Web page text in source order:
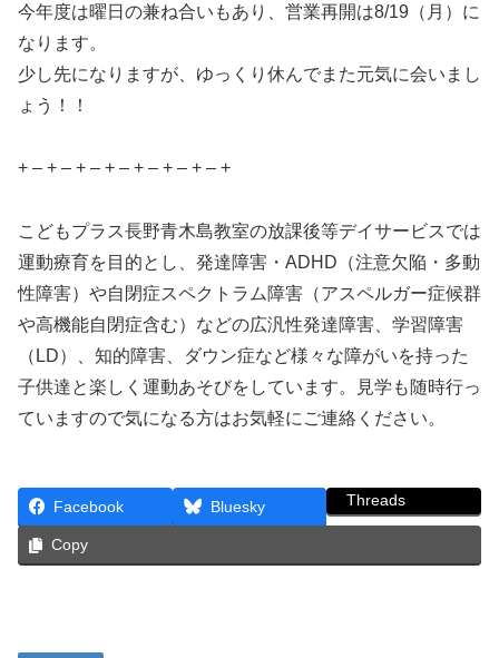
今年度は曜日の兼ね合いもあり、営業再開は8/19（月）に
なります。
少し先になりますが、ゆっくり休んでまた元気に会いまし
ょう！！
+ – + – + – + – + – + – + – +
こどもプラス長野青木島教室の放課後等デイサービスでは
運動療育を目的とし、発達障害・ADHD（注意欠陥・多動
性障害）や自閉症スペクトラム障害（アスペルガー症候群
や高機能自閉症含む）などの広汎性発達障害、学習障害
（LD）、知的障害、ダウン症など様々な障がいを持った
子供達と楽しく運動あそびをしています。見学も随時行っ
ていますので気になる方はお気軽にご連絡ください。
Facebook Bluesky Threads
Copy